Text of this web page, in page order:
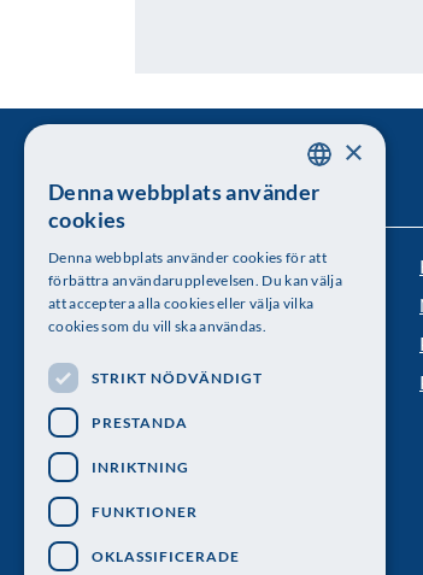
Kungl. Vetenskapsakademien
Besöksadress: Lilla Frescativägen 4A
Telefon: 08-673 95 00
SWEDISH
×
Denna webbplats använder
cookies
Denna webbplats använder cookies för att
förbättra användarupplevelsen. Du kan välja
att acceptera alla cookies eller välja vilka
cookies som du vill ska användas.
STRIKT NÖDVÄNDIGT
PRESTANDA
INRIKTNING
FUNKTIONER
OKLASSIFICERADE